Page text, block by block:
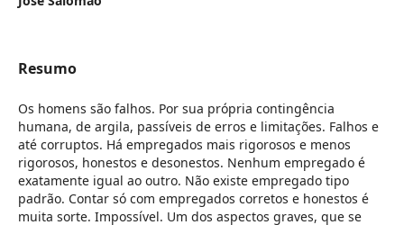
Resumo
Os homens são falhos. Por sua própria contingência
humana, de argila, passíveis de erros e limitações. Falhos e
até corruptos. Há empregados mais rigorosos e menos
rigorosos, honestos e desonestos. Nenhum empregado é
exatamente igual ao outro. Não existe empregado tipo
padrão. Contar só com empregados corretos e honestos é
muita sorte. Impossível. Um dos aspectos graves, que se